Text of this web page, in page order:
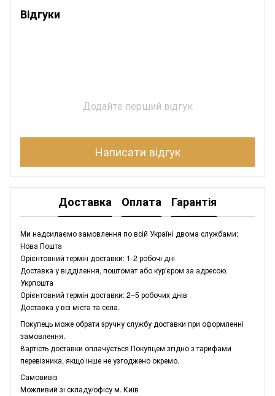
Відгуки
Додайте перший відгук
Написати відгук
Доставка Оплата Гарантія
Ми надсилаємо замовлення по всій Україні двома службами:
Нова Пошта
Орієнтовний термін доставки: 1-2 робочі дні
Доставка у відділення, поштомат або кур'єром за адресою.
Укрпошта
Орієнтовний термін доставки: 2–5 робочих днів
Доставка у всі міста та села.
Покупець може обрати зручну службу доставки при оформленні
замовлення.
Вартість доставки оплачується Покупцем згідно з тарифами
перевізника, якщо інше не узгоджено окремо.
Самовивіз
Можливий зі складу/офісу м. Київ